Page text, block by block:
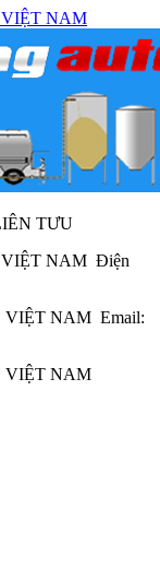
TƯU
Điện
Email: